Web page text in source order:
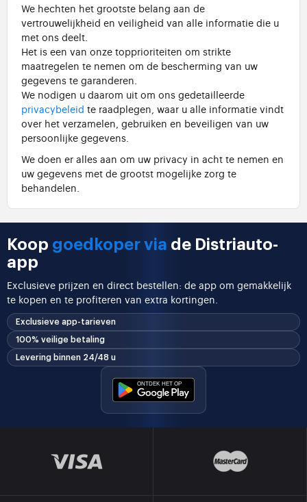
We hechten het grootste belang aan de
vertrouwelijkheid en veiligheid van alle informatie die u
met ons deelt.
Het is een van onze topprioriteiten om strikte
maatregelen te nemen om de bescherming van uw
gegevens te garanderen.
We nodigen u daarom uit om ons gedetailleerde
privacybeleid te raadplegen, waar u alle informatie vindt
over het verzamelen, gebruiken en beveiligen van uw
persoonlijke gegevens.
We doen er alles aan om uw privacy in acht te nemen en
uw gegevens met de grootst mogelijke zorg te
behandelen.
Koop goedkoper via de Distriauto-
app
Exclusieve prijzen en direct bestellen: de app om gemakkelijk
te kopen en te profiteren van extra kortingen.
Exclusieve app-tarieven
100% veilige betaling
Levering binnen 24/48 u